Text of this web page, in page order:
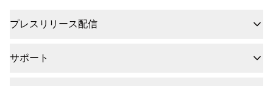
プレスリリース配信
サポート